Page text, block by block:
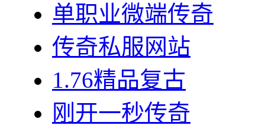
单职业微端传奇
传奇私服网站
1.76精品复古
刚开一秒传奇